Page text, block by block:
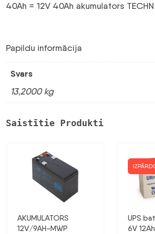
40Ah = 12V 40Ah akumulators
Papildu informācija
Svars
13,2000 kg
Saistītie Produkti
AKUMULATORS
12V/9AH-MWP
UPS
6V 12Ah